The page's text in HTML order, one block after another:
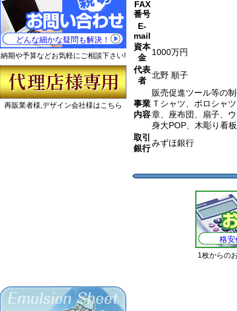
FAX
番号
E-
mail
資本
金
1000万円
代表
者
北野 順子
事業
内容
販売促進ツール等の
Ｔシャツ、ポロシャ
章、座布団、扇子、
身大POP、木彫り看
取引
銀行
みずほ銀行
格安
1枚からの
どんな細かな疑問も解決！
納期や予算などお気軽にご相談下さい!
再販業者様,デザイン会社様はこちら